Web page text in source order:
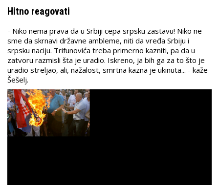
Hitno reagovati
- Niko nema prava da u Srbiji cepa srpsku zastavu! Niko ne
sme da skrnavi državne ambleme, niti da vređa Srbiju i
srpsku naciju. Trifunovića treba primerno kazniti, pa da u
zatvoru razmisli šta je uradio. Iskreno, ja bih ga za to što je
uradio streljao, ali, nažalost, smrtna kazna je ukinuta... - kaže
Šešelj.